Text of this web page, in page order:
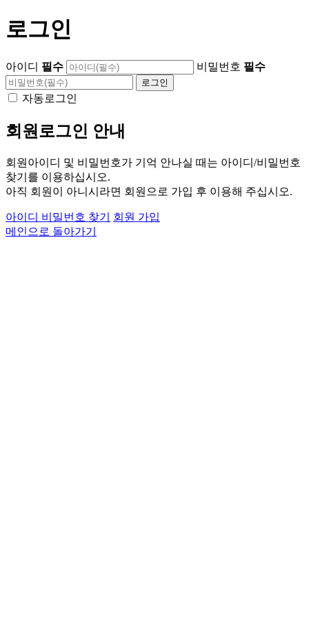
로그인
아이디 필수 비밀번호 필수
자동로그인
회원로그인 안내
회원아이디 및 비밀번호가 기억 안나실 때는 아이디/비밀번호
찾기를 이용하십시오.
아직 회원이 아니시라면 회원으로 가입 후 이용해 주십시오.
아이디 비밀번호 찾기
회원 가입
메인으로 돌아가기